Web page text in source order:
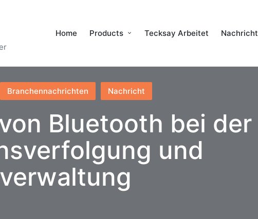
Home Products Tecksay Arbeitet Nachricht
Branchennachrichten Nachricht
Bluetooth bei der
und